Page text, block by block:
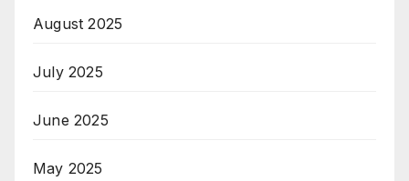
August 2025
July 2025
June 2025
May 2025